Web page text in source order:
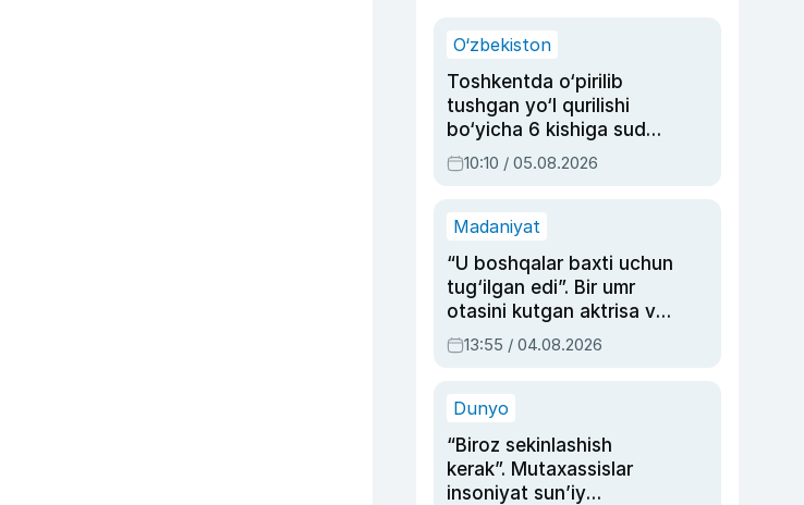
O‘zbekiston
Toshkentda o‘pirilib
tushgan yo‘l qurilishi
bo‘yicha 6 kishiga sud
hukmi o‘qildi
10:10 / 05.08.2026
Madaniyat
“U boshqalar baxti uchun
tug‘ilgan edi”. Bir umr
otasini kutgan aktrisa va
dublyaj ustasi Rimma
Ahmedovaning
13:55 / 04.08.2026
Dunyo
“Biroz sekinlashish
kerak”. Mutaxassislar
insoniyat sun’iy